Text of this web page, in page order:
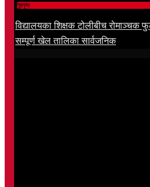
गृहपृष्ठ
विद्यालयका शिक्षक टोलीबीच रोमाञ्चक
सम्पूर्ण खेल तालिका सार्वजनिक